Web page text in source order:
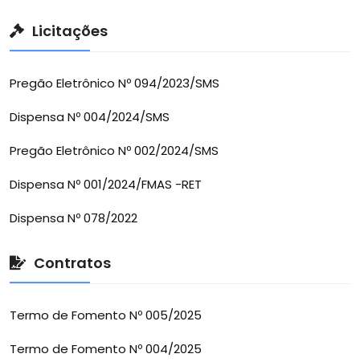
Licitações
Pregão Eletrônico Nº 094/2023/SMS
Dispensa Nº 004/2024/SMS
Pregão Eletrônico Nº 002/2024/SMS
Dispensa Nº 001/2024/FMAS -RET
Dispensa Nº 078/2022
Contratos
Termo de Fomento Nº 005/2025
Termo de Fomento Nº 004/2025